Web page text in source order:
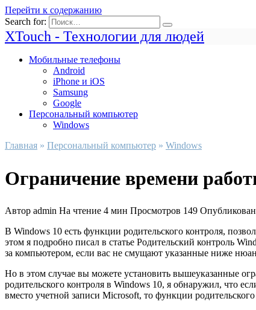
Перейти к содержанию
Search for:
XTouch - Технологии для людей
Мобильные телефоны
Android
iPhone и iOS
Samsung
Google
Персональный компьютер
Windows
Главная » Персональный компьютер » Windows
Ограничение времени
Автор admin На чтение 4 мин Просмотров 149
В Windows 10 есть функции родительского контроля,
этом я подробно писал в статье Родительский контроль
за компьютером, если вас не смущают указанные ниже
Но в этом случае вы можете установить вышеуказанные
родительского контроля в Windows 10, я обнаружил, что
вместо учетной записи Microsoft, то функции